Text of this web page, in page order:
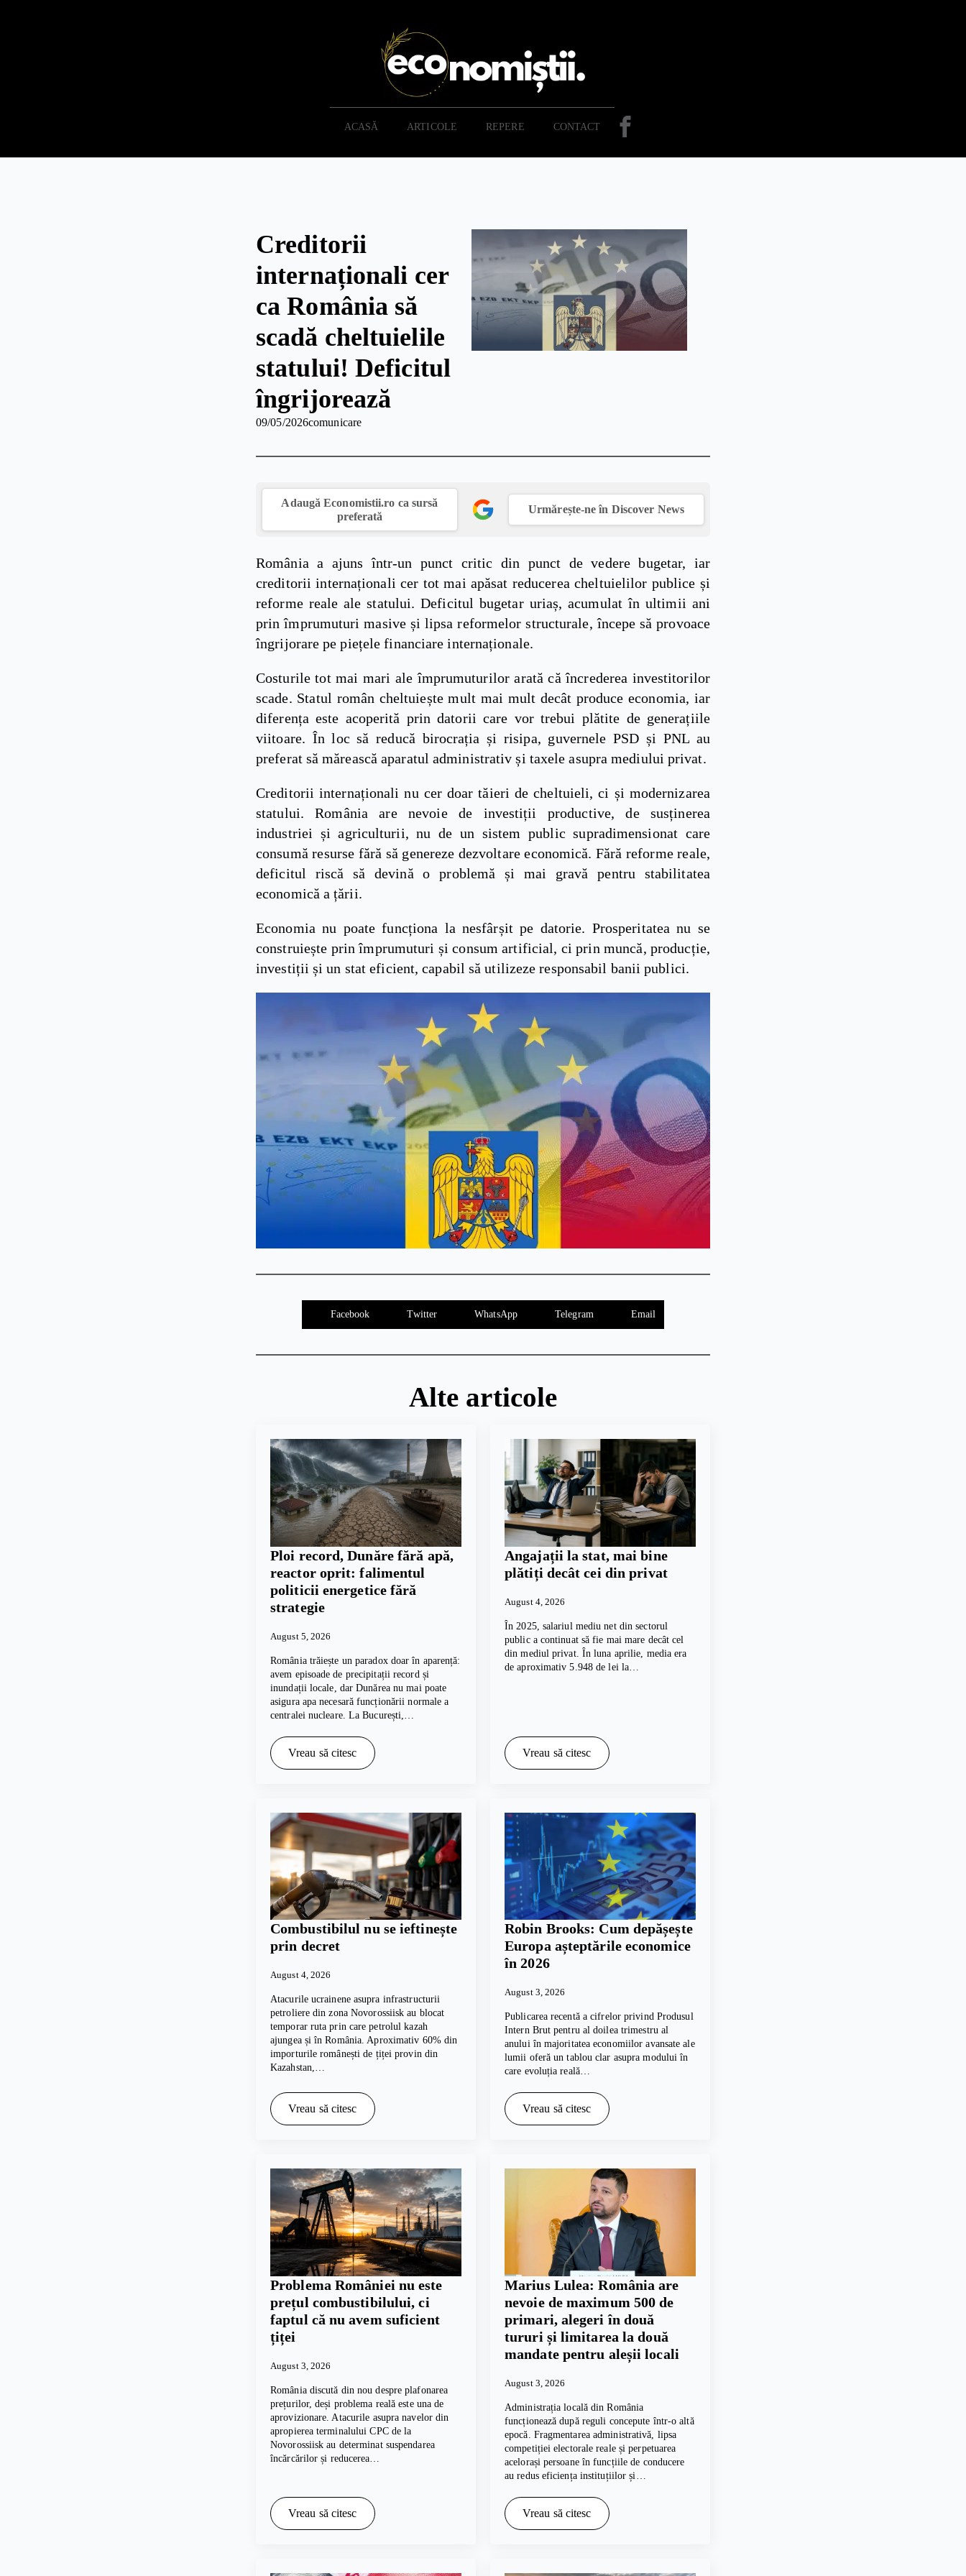
ACASĂ ARTICOLE REPERE CONTACT
Creditorii
internaționali cer
ca România să
scadă cheltuielile
statului! Deficitul
îngrijorează
09/05/2026comunicare
Adaugă Economistii.ro ca sursă
preferată
Urmărește-ne în Discover News
România a ajuns într-un punct critic din punct de vedere bugetar, iar
creditorii internaționali cer tot mai apăsat reducerea cheltuielilor publice și
reforme reale ale statului. Deficitul bugetar uriaș, acumulat în ultimii ani
prin împrumuturi masive și lipsa reformelor structurale, începe să provoace
îngrijorare pe piețele financiare internaționale.
Costurile tot mai mari ale împrumuturilor arată că încrederea investitorilor
scade. Statul român cheltuiește mult mai mult decât produce economia, iar
diferența este acoperită prin datorii care vor trebui plătite de generațiile
viitoare. În loc să reducă birocrația și risipa, guvernele PSD și PNL au
preferat să mărească aparatul administrativ și taxele asupra mediului privat.
Creditorii internaționali nu cer doar tăieri de cheltuieli, ci și modernizarea
statului. România are nevoie de investiții productive, de susținerea
industriei și agriculturii, nu de un sistem public supradimensionat care
consumă resurse fără să genereze dezvoltare economică. Fără reforme reale,
deficitul riscă să devină o problemă și mai gravă pentru stabilitatea
economică a țării.
Economia nu poate funcționa la nesfârșit pe datorie. Prosperitatea nu se
construiește prin împrumuturi și consum artificial, ci prin muncă, producție,
investiții și un stat eficient, capabil să utilizeze responsabil banii publici.
Facebook Twitter WhatsApp Telegram Email
Alte articole
Ploi record, Dunăre fără apă,
reactor oprit: falimentul
politicii energetice fără
strategie
August 5, 2026
România trăiește un paradox doar în aparență:
avem episoade de precipitații record și
inundații locale, dar Dunărea nu mai poate
asigura apa necesară funcționării normale a
centralei nucleare. La București,…
Vreau să citesc
Angajații la stat, mai bine
plătiți decât cei din privat
August 4, 2026
În 2025, salariul mediu net din sectorul
public a continuat să fie mai mare decât cel
din mediul privat. În luna aprilie, media era
de aproximativ 5.948 de lei la…
Vreau să citesc
Combustibilul nu se ieftinește
prin decret
August 4, 2026
Atacurile ucrainene asupra infrastructurii
petroliere din zona Novorossiisk au blocat
temporar ruta prin care petrolul kazah
ajungea și în România. Aproximativ 60% din
importurile românești de țiței provin din
Kazahstan,…
Vreau să citesc
Robin Brooks: Cum depășește
Europa așteptările economice
în 2026
August 3, 2026
Publicarea recentă a cifrelor privind Produsul
Intern Brut pentru al doilea trimestru al
anului în majoritatea economiilor avansate ale
lumii oferă un tablou clar asupra modului în
care evoluția reală…
Vreau să citesc
Problema României nu este
prețul combustibilului, ci
faptul că nu avem suficient
țiței
August 3, 2026
România discută din nou despre plafonarea
prețurilor, deși problema reală este una de
aprovizionare. Atacurile asupra navelor din
apropierea terminalului CPC de la
Novorossiisk au determinat suspendarea
încărcărilor și reducerea…
Vreau să citesc
Marius Lulea: România are
nevoie de maximum 500 de
primari, alegeri în două
tururi și limitarea la două
mandate pentru aleșii locali
August 3, 2026
Administrația locală din România
funcționează după reguli concepute într-o altă
epocă. Fragmentarea administrativă, lipsa
competiției electorale reale și perpetuarea
acelorași persoane în funcțiile de conducere
au redus eficiența instituțiilor și…
Vreau să citesc